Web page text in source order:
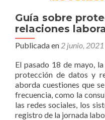
Guía sobre
relaciones
Publicada en 2 junio, 2021
El pasado 18 de mayo,
protección de datos y
aborda cuestiones que
frecuencia, como la
las redes sociales, los
registro de la jornada